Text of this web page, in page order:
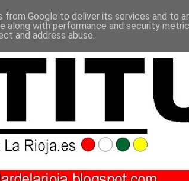
from Google to deliver its services and to
along with performance and security
and address abuse.